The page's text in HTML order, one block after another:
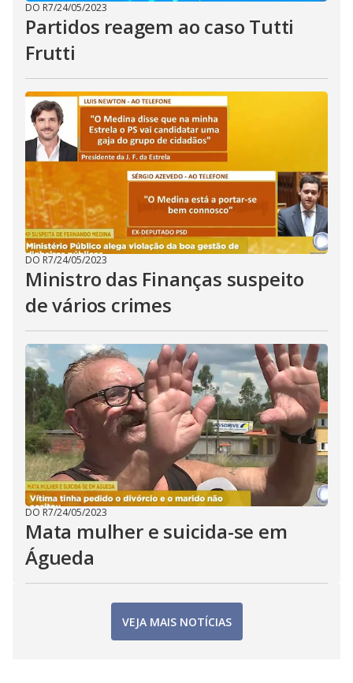
DO R7/24/05/2023
Partidos reagem ao caso Tutti
Frutti
DO R7/24/05/2023
Ministro das Finanças suspeito
de vários crimes
DO R7/24/05/2023
Mata mulher e suicida-se em
Águeda
VEJA MAIS NOTÍCIAS